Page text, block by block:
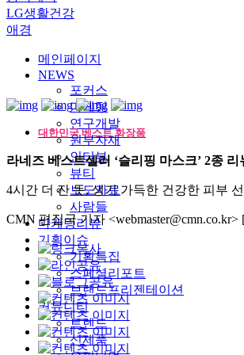
LG생활건강
애경
메인페이지
NEWS
포커스
마케팅
연구개발
원부자재
인터뷰
뷰티
보도자료
사람들
마케팅리뷰
기획이슈
기획특집
스페셜리포트
브랜드프리젠테이션
커뮤니티
트렌드
신제품
대한민국 베스트 화장품
라네즈 베스트셀러 ‘슬리핑 마스크’ 2종 리
4시간 더 잔 듯, 생기 가득한 건강한 피부
CMN 편집국 기자 <webmaster@cmn.co.kr>